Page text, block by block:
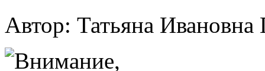
Автор: Татьяна